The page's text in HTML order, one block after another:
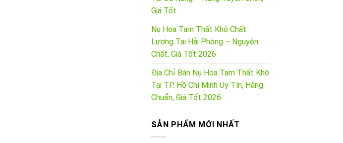
Giá Tốt
Nụ Hoa Tam Thất Khô Chất
Lượng Tại Hải Phòng – Nguyên
Chất, Giá Tốt 2026
Địa Chỉ Bán Nụ Hoa Tam Thất Khô
Tại TP. Hồ Chí Minh Uy Tín, Hàng
Chuẩn, Giá Tốt 2026
SẢN PHẨM MỚI NHẤT